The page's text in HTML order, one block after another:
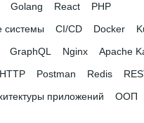
Golang React
PHP
системы
CI/CD Docker
GraphQL Nginx Apache
HTTP Postman Redis
приложений
ООП